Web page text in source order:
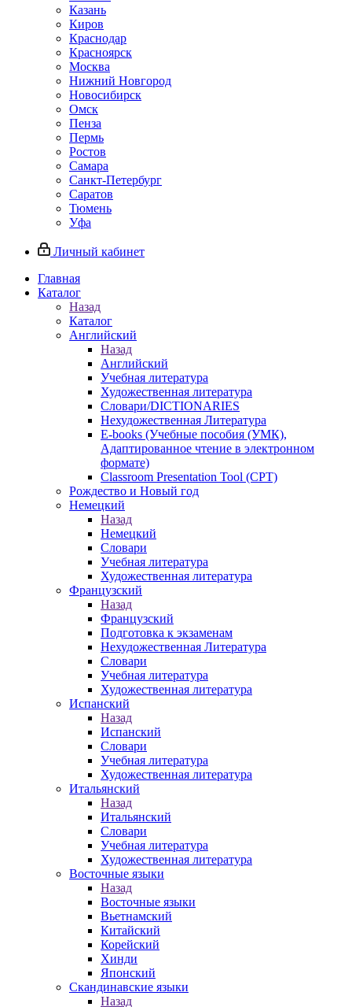
Казань
Киров
Краснодар
Красноярск
Москва
Нижний Новгород
Новосибирск
Омск
Пенза
Пермь
Ростов
Самара
Санкт-Петербург
Саратов
Тюмень
Уфа
Личный кабинет
Главная
Каталог
Назад
Каталог
Английский
Назад
Английский
Учебная литература
Художественная литература
Словари/DICTIONARIES
Нехудожественная Литература
E-books (Учебные пособия (УМК),
Адаптированное чтение в электронном
формате)
Classroom Presentation Tool (CPT)
Рождество и Новый год
Немецкий
Назад
Немецкий
Словари
Учебная литература
Художественная литература
Французский
Назад
Французский
Подготовка к экзаменам
Нехудожественная Литература
Словари
Учебная литература
Художественная литература
Испанский
Назад
Испанский
Словари
Учебная литература
Художественная литература
Итальянский
Назад
Итальянский
Словари
Учебная литература
Художественная литература
Восточные языки
Назад
Восточные языки
Вьетнамский
Китайский
Корейский
Хинди
Японский
Скандинавские языки
Назад